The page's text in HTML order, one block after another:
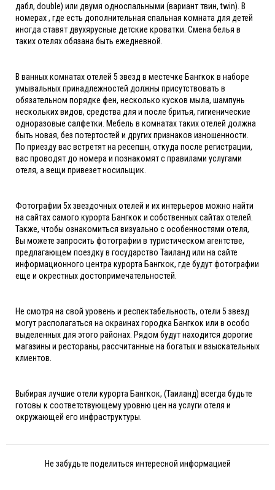
дабл, double) или двумя односпальными (вариант твин, twin). В
номерах , где есть дополнительная спальная комната для детей
иногда ставят двухярусные детские кроватки. Смена белья в
таких отелях обязана быть ежедневной.
В ванных комнатах отелей 5 звезд в местечке Бангкок в наборе
умывальных принадлежностей должны присутствовать в
обязательном порядке фен, несколько кусков мыла, шампунь
нескольких видов, средства для и после бритья, гигиенические
одноразовые салфетки. Мебель в комнатах таких отелей должна
быть новая, без потертостей и других признаков изношенности.
По приезду вас встретят на ресепшн, откуда после регистрации,
вас проводят до номера и познакомят с правилами услугами
отеля, а вещи привезет носильщик.
Фотографии 5х звездочных отелей и их интерьеров можно найти
на сайтах самого курорта Бангкок и собственных сайтах отелей.
Также, чтобы ознакомиться визуально с особенностями отеля,
Вы можете запросить фотографии в туристическом агентстве,
предлагающем поездку в государство Таиланд или на сайте
информационного центра курорта Бангкок, где будут фотографии
еще и окрестных достопримечательностей.
Не смотря на свой уровень и респектабельность, отели 5 звезд
могут располагаться на окраинах городка Бангкок или в особо
выделенных для этого районах. Рядом будут находится дорогие
магазины и рестораны, рассчитанные на богатых и взыскательных
клиентов.
Выбирая лучшие отели курорта Бангкок, (Таиланд) всегда будьте
готовы к соответствующему уровню цен на услуги отеля и
окружающей его инфраструктуры.
Не забудьте поделиться интересной информацией